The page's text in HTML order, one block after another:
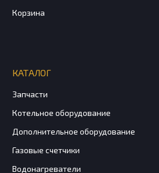
Корзина
КАТАЛОГ
Запчасти
Котельное оборудование
Дополнительное оборудование
Газовые счетчики
Водонагреватели